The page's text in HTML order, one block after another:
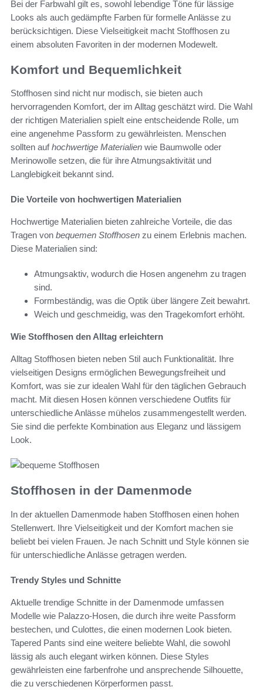
Bei der Farbwahl gilt es, sowohl lebendige Töne für lässige
Looks als auch gedämpfte Farben für formelle Anlässe zu
berücksichtigen. Diese Vielseitigkeit macht Stoffhosen zu
einem absoluten Favoriten in der modernen Modewelt.
Komfort und Bequemlichkeit
Stoffhosen sind nicht nur modisch, sie bieten auch
hervorragenden Komfort, der im Alltag geschätzt wird. Die Wahl
der richtigen Materialien spielt eine entscheidende Rolle, um
eine angenehme Passform zu gewährleisten. Menschen
sollten aufhochwertige Materialien wie Baumwolle oder
Merinowolle setzen, die für ihre Atmungsaktivität und
Langlebigkeit bekannt sind.
Die Vorteile von hochwertigen Materialien
Hochwertige Materialien bieten zahlreiche Vorteile, die das
Tragen von bequemen Stoffhosen zu einem Erlebnis machen.
Diese Materialien sind:
Atmungsaktiv, wodurch die Hosen angenehm zu tragen
sind.
Formbeständig, was die Optik über längere Zeit bewahrt.
Weich und geschmeidig, was den Tragekomfort erhöht.
Wie Stoffhosen den Alltag erleichtern
Alltag Stoffhosen bieten neben Stil auch Funktionalität. Ihre
vielseitigen Designs ermöglichen Bewegungsfreiheit und
Komfort, was sie zur idealen Wahl für den täglichen Gebrauch
macht. Mit diesen Hosen können verschiedene Outfits für
unterschiedliche Anlässe mühelos zusammengestellt werden.
Sie sind die perfekte Kombination aus Eleganz und lässigem
Look.
Stoffhosen in der Damenmode
In der aktuellen Damenmode haben Stoffhosen einen hohen
Stellenwert. Ihre Vielseitigkeit und der Komfort machen sie
beliebt bei vielen Frauen. Je nach Schnitt und Style können sie
für unterschiedliche Anlässe getragen werden.
Trendy Styles und Schnitte
Aktuelle trendige Schnitte in der Damenmode umfassen
Modelle wie Palazzo-Hosen, die durch ihre weite Passform
bestechen, und Culottes, die einen modernen Look bieten.
Tapered Pants sind eine weitere beliebte Wahl, die sowohl
lässig als auch elegant wirken können. Diese Styles
gewährleisten eine farbenfrohe und ansprechende Silhouette,
die zu verschiedenen Körperformen passt.